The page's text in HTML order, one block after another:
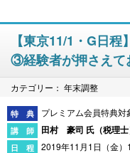
【東京11/1・G日
③経験者が押さえて
カテゴリー： 年末調整
プレミアム会員特典対
田村 豪司 氏（税理士
2019年11月1日（金）